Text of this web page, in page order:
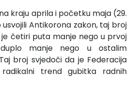
kraju aprila i početku maja (29.
usvojili Antikorona zakon, taj broj
četiri puta manje nego u prvoj
manje nego u ostalim
broj svjedoči da je Federacija
trend gubitka radnih